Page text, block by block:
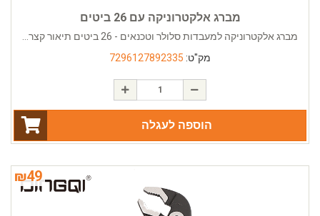
מברג אלקטרוניקה עם 26 ביטים
מברג אלקטרוניקה למעבדות סלולר וטכנאים - 26 ביטים תיאור קצר...
מק"ט: 7296127892335
הוספה לעגלה
₪49